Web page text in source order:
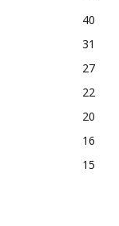
40
31
27
22
20
16
15